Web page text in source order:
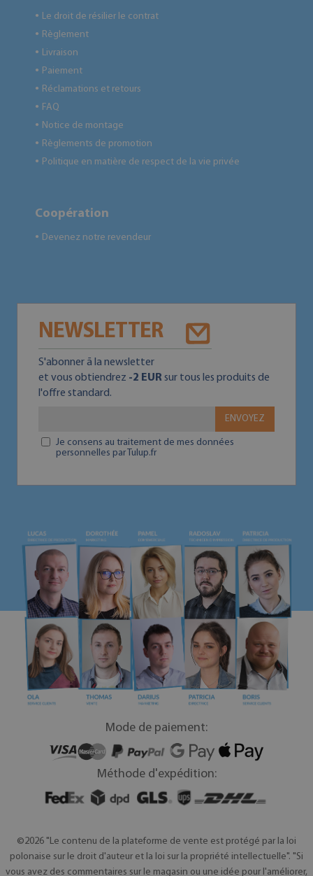
● Le droit de résilier le contrat
● Règlement
● Livraison
● Paiement
● Réclamations et retours
● FAQ
● Notice de montage
● Règlements de promotion
● Politique en matière de respect de la vie privée
Coopération
● Devenez notre revendeur
NEWSLETTER
S'abonner ā la newsletter
et vous obtiendrez -2 EUR sur tous les produits de
l'offre standard.
ENVOYEZ
Je consens au traitement de mes données
personnelles par Tulup.fr
Mode de paiement:
Méthode d'expédition:
©2026 "Le contenu de la plateforme de vente est protégé par la loi
polonaise sur le droit d'auteur et la loi sur la propriété intellectuelle". "Si
vous avez des commentaires sur le magasin ou une idée pour l'améliorer,